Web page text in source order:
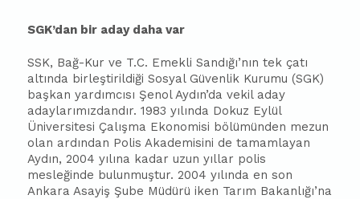
SGK’dan bir aday daha var
SSK, Bağ-Kur ve T.C. Emekli Sandığı’nın tek çatı
altında birleştirildiği Sosyal Güvenlik Kurumu (SGK)
başkan yardımcısı Şenol Aydın’da vekil aday
adaylarımızdandır. 1983 yılında Dokuz Eylül
Üniversitesi Çalışma Ekonomisi bölümünden mezun
olan ardından Polis Akademisini de tamamlayan
Aydın, 2004 yılına kadar uzun yıllar polis
mesleğinde bulunmuştur. 2004 yılında en son
Ankara Asayiş Şube Müdürü iken Tarım Bakanlığı’na